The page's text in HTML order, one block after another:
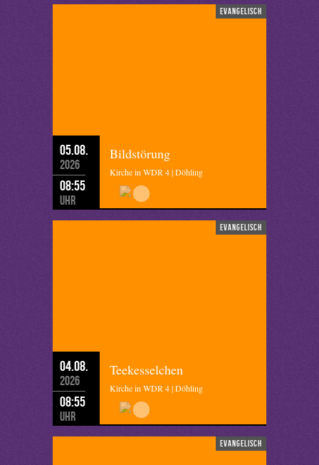
evangelisch
05.08.
2026
08:55
Uhr
Bildstörung
Kirche in WDR 4 | Döhling
evangelisch
04.08.
2026
08:55
Uhr
Teekesselchen
Kirche in WDR 4 | Döhling
evangelisch